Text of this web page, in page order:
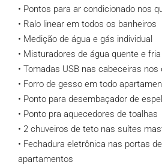
• Pontos para ar condicionado nos
• Ralo linear em todos os banheiros
• Medição de água e gás individual
• Misturadores de água quente e fria
• Tomadas USB nas cabeceiras
• Forro de gesso em todo
• Ponto para desembaçador de
• Ponto pra aquecedores de toalhas
• 2 chuveiros de teto nas suítes
• Fechadura eletrônica nas portas
apartamentos